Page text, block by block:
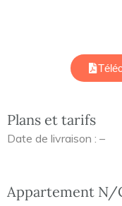
Plans et tarifs
Date de livraison : –
Appartement N/